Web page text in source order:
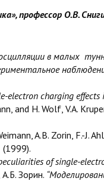
профессор О.В.
в малых
electron charging
and H. Wolf, V.A.
A.B. Zorin, F.-J.
of single-
Зорин.